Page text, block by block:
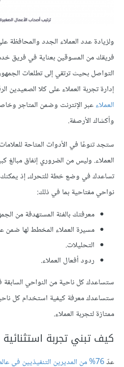
ولزيادة عدد العملاء الجدد والمحافظة
فريقك من المسوقين بعناية في فريق
التواصل بحيث ترتقي إلى تطلعات
إدارة تجربة العملاء على كلا الصعيدين
العملاءعبر الإنترنت وضمن المتاجر
وأكشاك الأرصفة.
ستجد تنوعًا في الأدوات المتاحة
العملاء. وليس من الضروري إنفاق مبالغ
تساعدك في وضع خطة للتحرك، إذ
نواحي مفتاحية بما في ذلك:
معرفتك بالفئة المستهدفة من
مسيرة العملاء المخطط لها ضمن
التحليلات.
ردود أفعال العملاء.
ستساعدك كل ناحية من النواحي السابقة
ستساعدك معرفة كيفية استخدام كل
ممتازة لتجربة العملاء.
كيف تبني تجربة
عدّ76% من المديرين التنفيذيين في عالم الأعمال